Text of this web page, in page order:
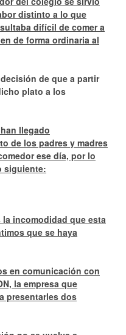
distinto a lo que
difícil de comer a
de forma ordinaria al
de que a partir
plato a los
llegado
de los padres y madres
ese día, por lo
siguiente:
la incomodidad que esta
que se haya
en comunicación con
la empresa que
presentarles dos